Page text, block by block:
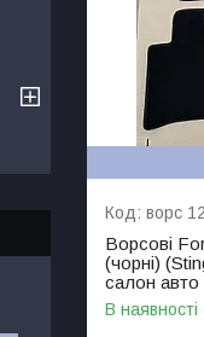
ворс
Ворсові
(чорні)
салон авто
В наявності